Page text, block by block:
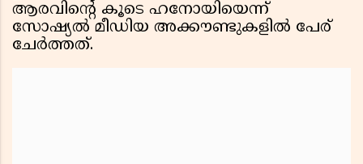
ആരവിൻ്റെ കൂടെ ഹനോയിയെന്ന്
സോഷ്യൽ മീഡിയ അക്കൗണ്ടുകളിൽ പേര്
ചേർത്തത്.